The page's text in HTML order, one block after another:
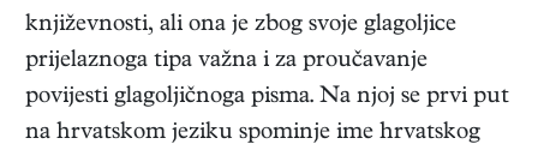
književnosti, ali ona je zbog svoje glagoljice
prijelaznoga tipa važna i za proučavanje
povijesti glagoljičnoga pisma. Na njoj se prvi put
na hrvatskom jeziku spominje ime hrvatskog